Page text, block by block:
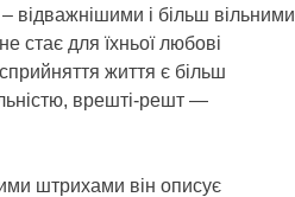
відважнішими і більш вільними
стає для їхньої любові
життя є більш
врешті-решт —
штрихами він описує